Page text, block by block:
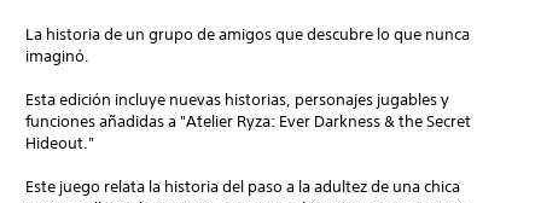
La historia de un grupo de amigos que descubre lo que nunca
imaginó.
Esta edición incluye nuevas historias, personajes jugables y
funciones añadidas a "Atelier Ryza: Ever Darkness & the Secret
Hideout."
Este juego relata la historia del paso a la adultez de una chica